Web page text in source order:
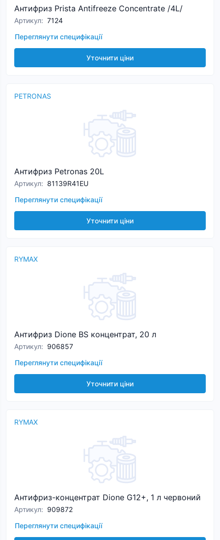
Антифриз Prista Antifreeze Concentrate /4L/
Артикул: 7124
Переглянути специфікації
Уточнити ціни
PETRONAS
Антифриз Petronas 20L
Артикул: 81139R41EU
Переглянути специфікації
Уточнити ціни
RYMAX
Антифриз Dione BS концентрат, 20 л
Артикул: 906857
Переглянути специфікації
Уточнити ціни
RYMAX
Антифриз-концентрат Dione G12+, 1 л червоний
Артикул: 909872
Переглянути специфікації